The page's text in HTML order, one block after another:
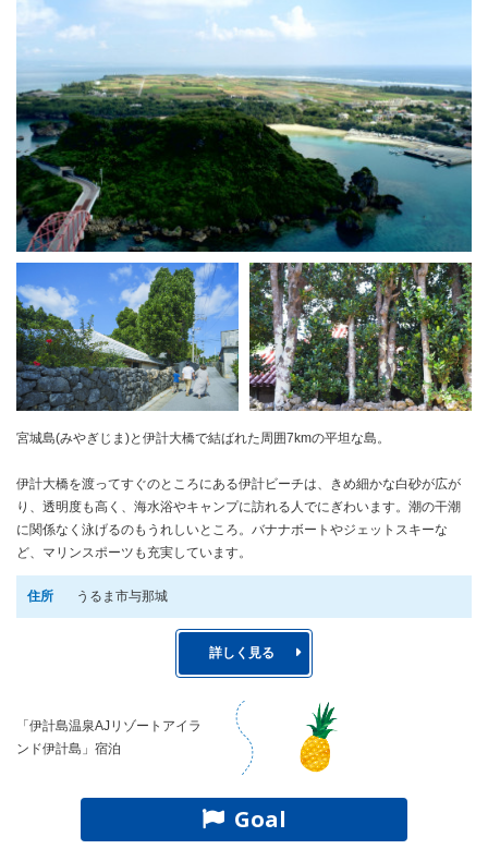
宮城島(みやぎじま)と伊計大橋で結ばれた周囲7kmの平坦な島。
伊計大橋を渡ってすぐのところにある伊計ビーチは、きめ細かな白砂が広が
り、透明度も高く、海水浴やキャンプに訪れる人でにぎわいます。潮の干潮
に関係なく泳げるのもうれしいところ。バナナボートやジェットスキーな
ど、マリンスポーツも充実しています。
住所 うるま市与那城
詳しく見る
「伊計島温泉AJリゾートアイラ
ンド伊計島」宿泊
Goal